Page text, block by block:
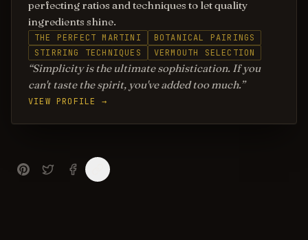
perfecting ratios and techniques to let quality
ingredients shine.
THE PERFECT MARTINI
BOTANICAL PAIRINGS
STIRRING TECHNIQUES
VERMOUTH SELECTION
Simplicity is the ultimate sophistication. If you
can't taste the spirit, you've added too much.
VIEW PROFILE →